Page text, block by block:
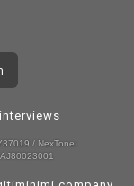
/ NexTone: